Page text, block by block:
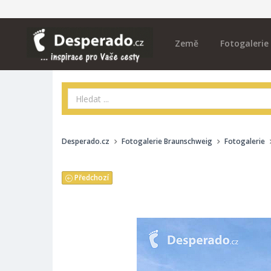
Země Fotogalerie
Desperado.cz Fotogalerie Braunschweig Fotogalerie
Předchozí